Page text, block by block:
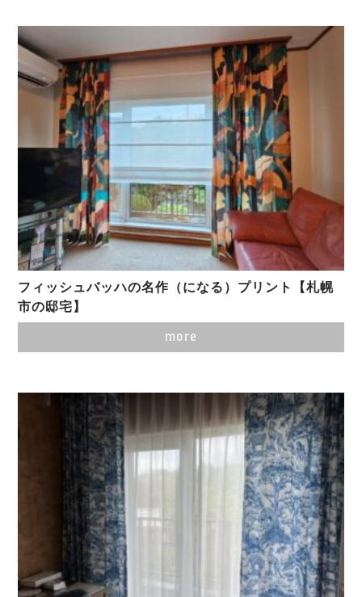
フィッシュバッハの名作（になる）プリント【札幌
市の邸宅】
more